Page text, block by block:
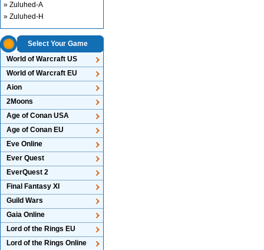
» Zuluhed-A
» Zuluhed-H
Select Your Game
World of Warcraft US
World of Warcraft EU
Aion
2Moons
Age of Conan USA
Age of Conan EU
Eve Online
Ever Quest
EverQuest 2
Final Fantasy XI
Guild Wars
Gaia Online
Lord of the Rings EU
Lord of the Rings Online